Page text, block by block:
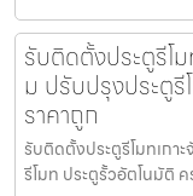
รับติดตั้งประตูรีโ
ม ปรับปรุงประตูรี
ราคาถูก
รับติดตั้งประตูรีโมทเกา
รีโมท ประตูรั้วอัตโนมัติ